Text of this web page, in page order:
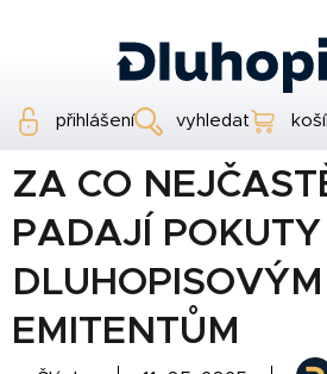
přihlášení vyhledat
ZA CO
PADAJÍ POKUTY
DLUHOPISOVÝM
EMITENTŮM